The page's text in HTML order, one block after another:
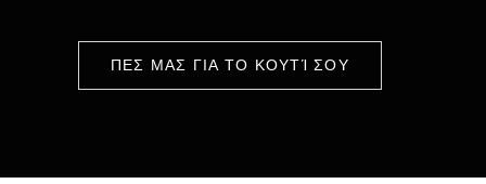
ΠΕΣ ΜΑΣ ΓΙΑ ΤΟ ΚΟΥΤΊ ΣΟΥ